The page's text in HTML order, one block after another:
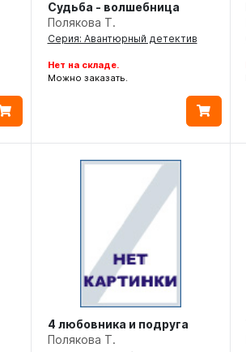
Судьба - волшебница
Полякова Т.
Серия: Авантюрный детектив
Нет на складе.
Можно заказать.
4 любовника и подруга
Полякова Т.